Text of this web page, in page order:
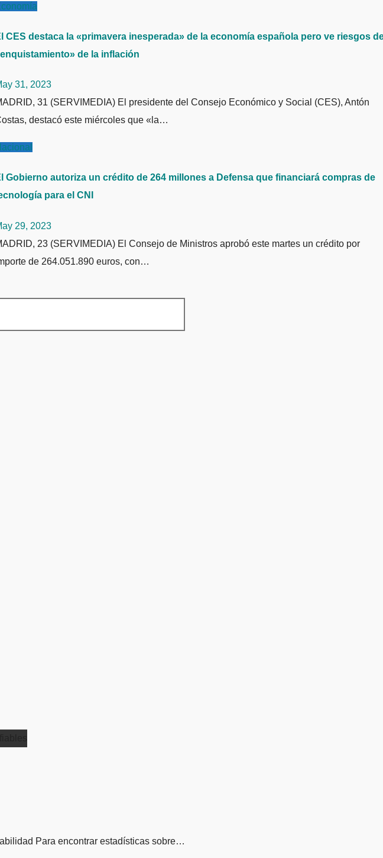
CES destaca la «primavera inesperada» de la economía española pero ve riesgos
de la inflación
31, 2023
(CES), Antón
destacó este miércoles que «la…
Gobierno autoriza un crédito de 264 millones a Defensa que financiará compras de
para el CNI
29, 2023
un crédito por
de 264.051.890 euros, con…
Para encontrar estadísticas sobre…